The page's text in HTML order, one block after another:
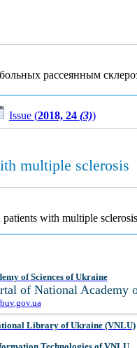
рассеянным
Issue (2018, 24 (3))
multiple sclerosis
with multiple
of Sciences of Ukraine
of National Academy
Library of Ukraine (VNLU)